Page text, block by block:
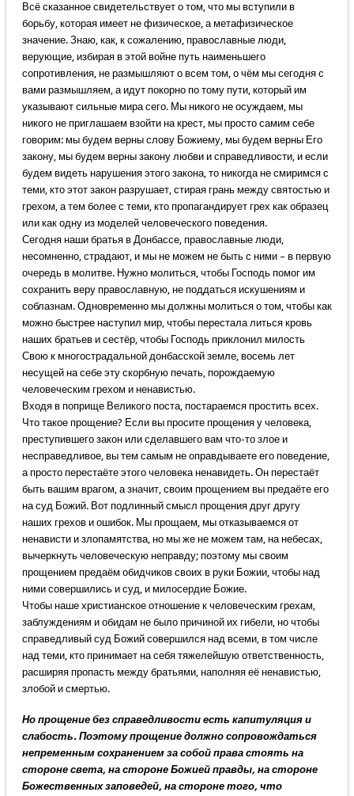
Всё сказанное свидетельствует о том, что мы вступили в
борьбу, которая имеет не физическое, а метафизическое
значение. Знаю, как, к сожалению, православные люди,
верующие, избирая в этой войне путь наименьшего
сопротивления, не размышляют о всем том, о чём мы сегодня с
вами размышляем, а идут покорно по тому пути, который им
указывают сильные мира сего. Мы никого не осуждаем, мы
никого не приглашаем взойти на крест, мы просто самим себе
говорим: мы будем верны слову Божиему, мы будем верны Его
закону, мы будем верны закону любви и справедливости, и если
будем видеть нарушения этого закона, то никогда не смиримся с
теми, кто этот закон разрушает, стирая грань между святостью и
грехом, а тем более с теми, кто пропагандирует грех как образец
или как одну из моделей человеческого поведения.
Сегодня наши братья в Донбассе, православные люди,
несомненно, страдают, и мы не можем не быть с ними – в первую
очередь в молитве. Нужно молиться, чтобы Господь помог им
сохранить веру православную, не поддаться искушениям и
соблазнам. Одновременно мы должны молиться о том, чтобы как
можно быстрее наступил мир, чтобы перестала литься кровь
наших братьев и сестёр, чтобы Господь приклонил милость
Свою к многострадальной донбасской земле, восемь лет
несущей на себе эту скорбную печать, порождаемую
человеческим грехом и ненавистью.
Входя в поприще Великого поста, постараемся простить всех.
Что такое прощение? Если вы просите прощения у человека,
преступившего закон или сделавшего вам что-то злое и
несправедливое, вы тем самым не оправдываете его поведение,
а просто перестаёте этого человека ненавидеть. Он перестаёт
быть вашим врагом, а значит, своим прощением вы предаёте его
на суд Божий. Вот подлинный смысл прощения друг другу
наших грехов и ошибок. Мы прощаем, мы отказываемся от
ненависти и злопамятства, но мы же не можем там, на небесах,
вычеркнуть человеческую неправду; поэтому мы своим
прощением предаём обидчиков своих в руки Божии, чтобы над
ними совершились и суд, и милосердие Божие.
Чтобы наше христианское отношение к человеческим грехам,
заблуждениям и обидам не было причиной их гибели, но чтобы
справедливый суд Божий совершился над всеми, в том числе
над теми, кто принимает на себя тяжелейшую ответственность,
расширяя пропасть между братьями, наполняя её ненавистью,
злобой и смертью.
Но прощение без справедливости есть капитуляция и
слабость. Поэтому прощение должно сопровождаться
непременным сохранением за собой права стоять на
стороне света, на стороне Божией правды, на стороне
Божественных заповедей, на стороне того, что